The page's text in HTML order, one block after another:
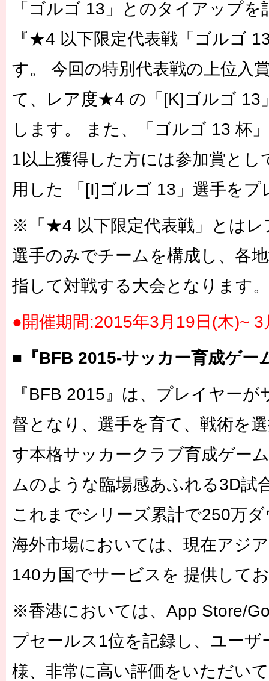
「ゴルゴ 13」とのタイアップ
『★4 以下限定代表戦「ゴルゴ
す。 今回の特別代表戦の上位入
て、レア度★4 の「[K]ゴルゴ 13
します。 また、「ゴルゴ 13 杯
1以上獲得した方には参加賞とし
用した 「[I]ゴルゴ 13」選手を
※「★4 以下限定代表戦」とは
選手のみでチームを構成し、各
指して対戦する大会となります。
●開催期間:2015年3月19日(木)~ 3
■『BFB 2015-サッカー育成ゲー
『BFB 2015』は、プレイヤー
督となり、選手を育て、戦術を
す本格サッカークラブ育成ゲー
ムのような臨場感あふれる3D試
これまでシリーズ累計で250万
海外市場においては、現在アジ
140カ国でサービスを 提供して
※香港においては、App Store/
プセールス1位を記録し、ユーザ
様、非常に高い評価をいただい